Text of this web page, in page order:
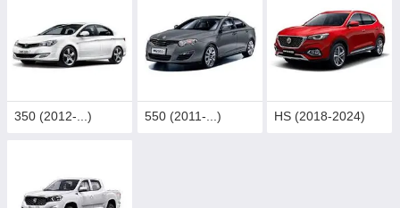
350 (2012-...) 550 (2011-...) HS (2018-2024)